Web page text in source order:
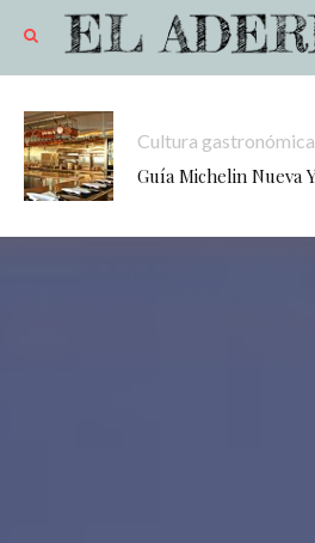
Cultura gastronómica
Guía Michelin Nueva